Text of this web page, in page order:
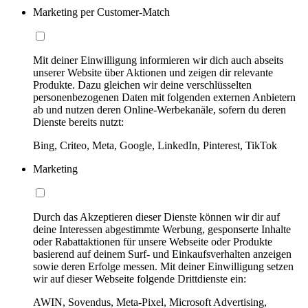
Marketing per Customer-Match
Mit deiner Einwilligung informieren wir dich auch abseits
unserer Website über Aktionen und zeigen dir relevante
Produkte. Dazu gleichen wir deine verschlüsselten
personenbezogenen Daten mit folgenden externen Anbietern
ab und nutzen deren Online-Werbekanäle, sofern du deren
Dienste bereits nutzt:
Bing, Criteo, Meta, Google, LinkedIn, Pinterest, TikTok
Marketing
Durch das Akzeptieren dieser Dienste können wir dir auf
deine Interessen abgestimmte Werbung, gesponserte Inhalte
oder Rabattaktionen für unsere Webseite oder Produkte
basierend auf deinem Surf- und Einkaufsverhalten anzeigen
sowie deren Erfolge messen. Mit deiner Einwilligung setzen
wir auf dieser Webseite folgende Drittdienste ein:
AWIN, Sovendus, Meta-Pixel, Microsoft Advertising,